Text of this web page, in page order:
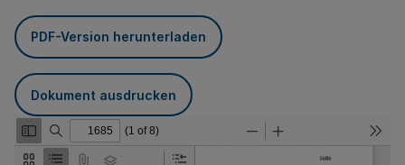
PDF-Version herunterladen
Dokument ausdrucken